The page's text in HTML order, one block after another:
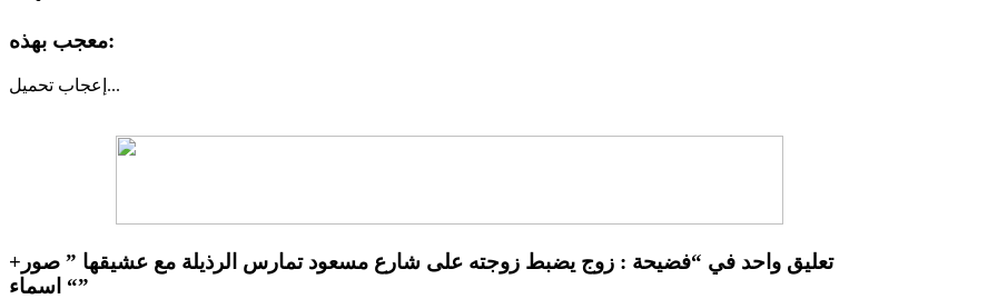
معجب بهذه:
إعجاب تحميل...
تعليق واحد في “فضيحة : زوج يضبط زوجته على شارع مسعود تمارس الرذيلة مع عشيقها ” صور+
اسماء “”